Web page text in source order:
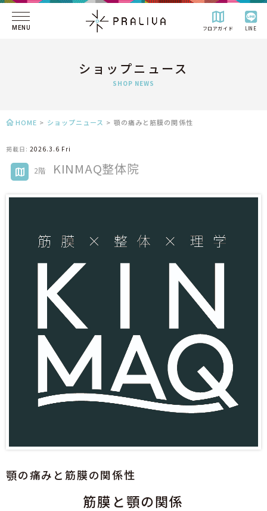
MENU フロアガイド LINE
ショップニュース
SHOP NEWS
HOME > ショップニュース > 顎の痛みと筋膜の関係性
掲載日: 2026.3.6 Fri
2階 KINMAQ整体院
顎の痛みと筋膜の関係性
筋膜と顎の関係